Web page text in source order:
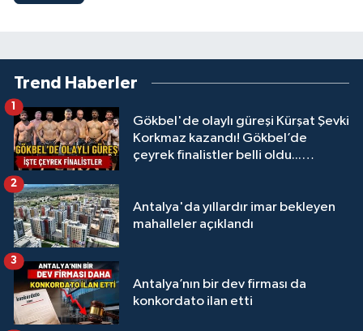
Trend Haberler
Gökbel'de olaylı güreşi Kürşat Şevki
Korkmaz kazandı! Gökbel’de
çeyrek finalistler belli oldu...
1
Antalya'da yıllardır imar bekleyen
mahalleler açıklandı
2
Antalya’nın bir dev firması da
konkordato ilan etti
3